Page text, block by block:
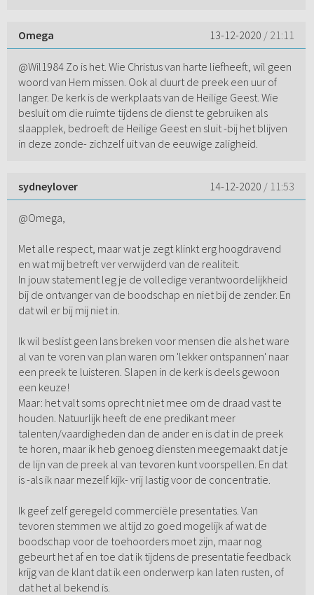
Omega 13-12-2020 / 21:11
@Wil1984 Zo is het. Wie Christus van harte liefheeft, wil geen
woord van Hem missen. Ook al duurt de preek een uur of
langer. De kerk is de werkplaats van de Heilige Geest. Wie
besluit om die ruimte tijdens de dienst te gebruiken als
slaapplek, bedroeft de Heilige Geest en sluit -bij het blijven
in deze zonde- zichzelf uit van de eeuwige zaligheid.
sydneylover 14-12-2020 / 11:53
@Omega,
Met alle respect, maar wat je zegt klinkt erg hoogdravend
en wat mij betreft ver verwijderd van de realiteit.
In jouw statement leg je de volledige verantwoordelijkheid
bij de ontvanger van de boodschap en niet bij de zender. En
dat wil er bij mij niet in.
Ik wil beslist geen lans breken voor mensen die als het ware
al van te voren van plan waren om 'lekker ontspannen' naar
een preek te luisteren. Slapen in de kerk is deels gewoon
een keuze!
Maar: het valt soms oprecht niet mee om de draad vast te
houden. Natuurlijk heeft de ene predikant meer
talenten/vaardigheden dan de ander en is dat in de preek
te horen, maar ik heb genoeg diensten meegemaakt dat je
de lijn van de preek al van tevoren kunt voorspellen. En dat
is -als ik naar mezelf kijk- vrij lastig voor de concentratie.
Ik geef zelf geregeld commerciële presentaties. Van
tevoren stemmen we altijd zo goed mogelijk af wat de
boodschap voor de toehoorders moet zijn, maar nog
gebeurt het af en toe dat ik tijdens de presentatie feedback
krijg van de klant dat ik een onderwerp kan laten rusten, of
dat het al bekend is.